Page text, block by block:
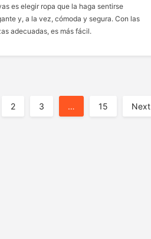
es elegir ropa que la haga sentirse
y, a la vez, cómoda y segura. Con las
adecuadas, es más fácil.
2 3 … 15 Next